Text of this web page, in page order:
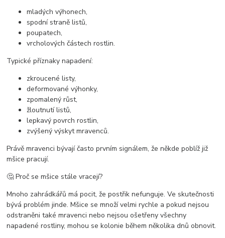
mladých výhonech,
spodní straně listů,
poupatech,
vrcholových částech rostlin.
Typické příznaky napadení:
zkroucené listy,
deformované výhonky,
zpomalený růst,
žloutnutí listů,
lepkavý povrch rostlin,
zvýšený výskyt mravenců.
Právě mravenci bývají často prvním signálem, že někde poblíž již
mšice pracují.
🤔 Proč se mšice stále vracejí?
Mnoho zahrádkářů má pocit, že postřik nefunguje. Ve skutečnosti
bývá problém jinde. Mšice se množí velmi rychle a pokud nejsou
odstraněni také mravenci nebo nejsou ošetřeny všechny
napadené rostliny, mohou se kolonie během několika dnů obnovit.